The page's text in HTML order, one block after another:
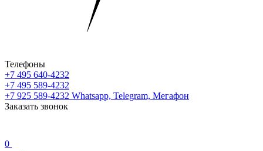
Телефоны
+7 495 640-4232
+7 495 589-4232
+7 925 589-4232 Whatsapp, Telegram, Мегафон
Заказать звонок
0